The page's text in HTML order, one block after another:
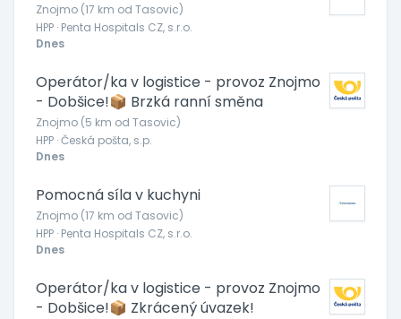
Znojmo (17 km od Tasovic)
HPP · Penta Hospitals CZ, s.r.o.
Dnes
Operátor/ka v logistice - provoz Znojmo
- Dobšice!📦 Brzká ranní směna
Znojmo (5 km od Tasovic)
HPP · Česká pošta, s.p.
Dnes
Pomocná síla v kuchyni
Znojmo (17 km od Tasovic)
HPP · Penta Hospitals CZ, s.r.o.
Dnes
Operátor/ka v logistice - provoz Znojmo
- Dobšice!📦 Zkrácený úvazek!